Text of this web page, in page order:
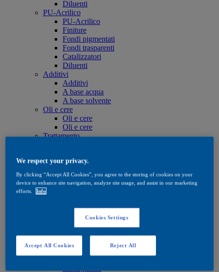
Diluenti
PU-Acrilico
PU-Acrilico
Finiture
Fondi pigmentati
Fondi trasparenti
Catalizzatori
Diluenti
Additivi
Additivi
A base acqua
A base solvente
Oli e cere
Oli e cere
Oli e cere
Trattamento
A base solvente
Oli e cere
Tinte
Tinte
A base solvente
Exterior
Exterior
We respect your privacy.
By clicking “Accept All Cookies”, you agree to the storing of cookies on your
device to enhance site navigation, analyze site usage, and assist in our marketing
efforts.
Info
Cookies Settings
Reject All
Accept All Cookies